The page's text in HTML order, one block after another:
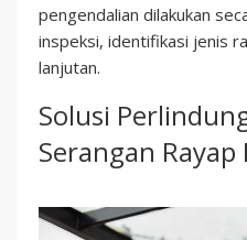
pengendalian dilakukan
inspeksi, identifikasi jenis
lanjutan.
Solusi
Serangan